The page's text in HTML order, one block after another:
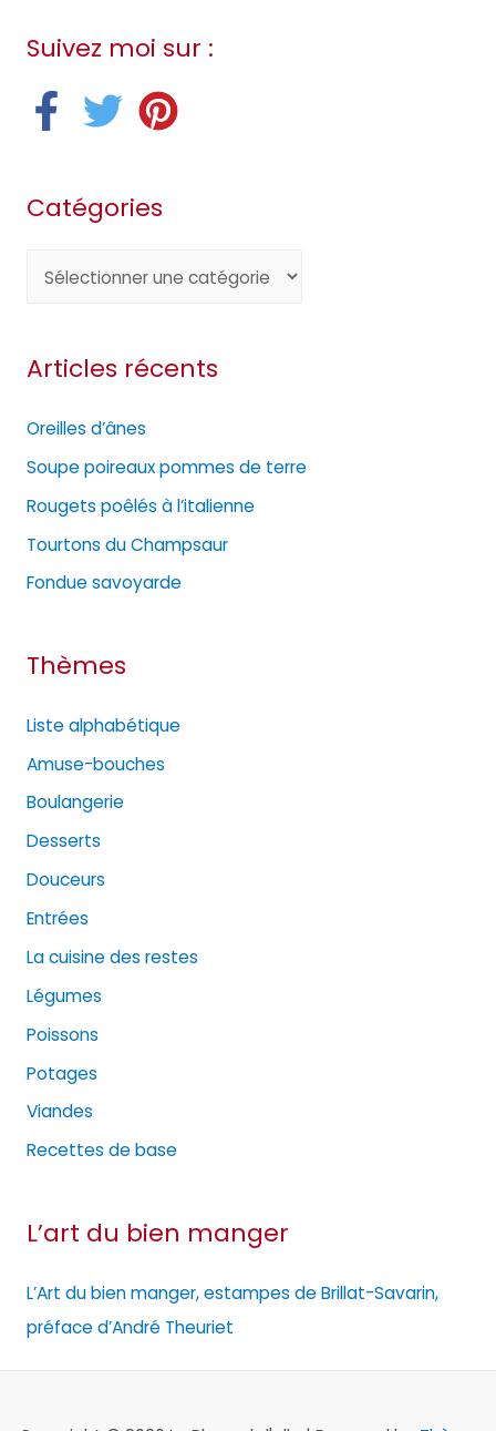
Suivez moi sur :
Catégories
é
o
r
i
e
s
Articles récents
Oreilles d’ânes
Soupe poireaux pommes de terre
Rougets poêlés à l’italienne
Tourtons du Champsaur
Fondue savoyarde
Thèmes
Liste alphabétique
Amuse-bouches
Boulangerie
Desserts
Douceurs
Entrées
La cuisine des restes
Légumes
Poissons
Potages
Viandes
Recettes de base
L’art du bien manger
L’Art du bien manger, estampes de Brillat-Savarin,
préface d’André Theuriet